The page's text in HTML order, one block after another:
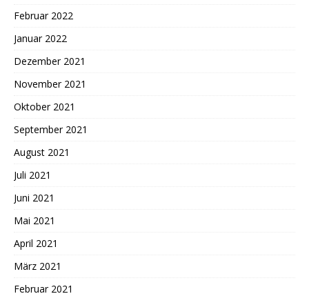
Februar 2022
Januar 2022
Dezember 2021
November 2021
Oktober 2021
September 2021
August 2021
Juli 2021
Juni 2021
Mai 2021
April 2021
März 2021
Februar 2021